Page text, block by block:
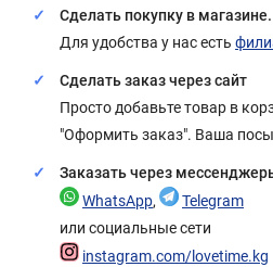
Сделать покупку в магазине.
Для удобства у нас есть
Сделать заказ через сайт
Просто добавьте товар в
"Оформить заказ". Ваша
Заказать через
WhatsApp,
Telegram
или социальные сети
instagram.com/lovetime.kg